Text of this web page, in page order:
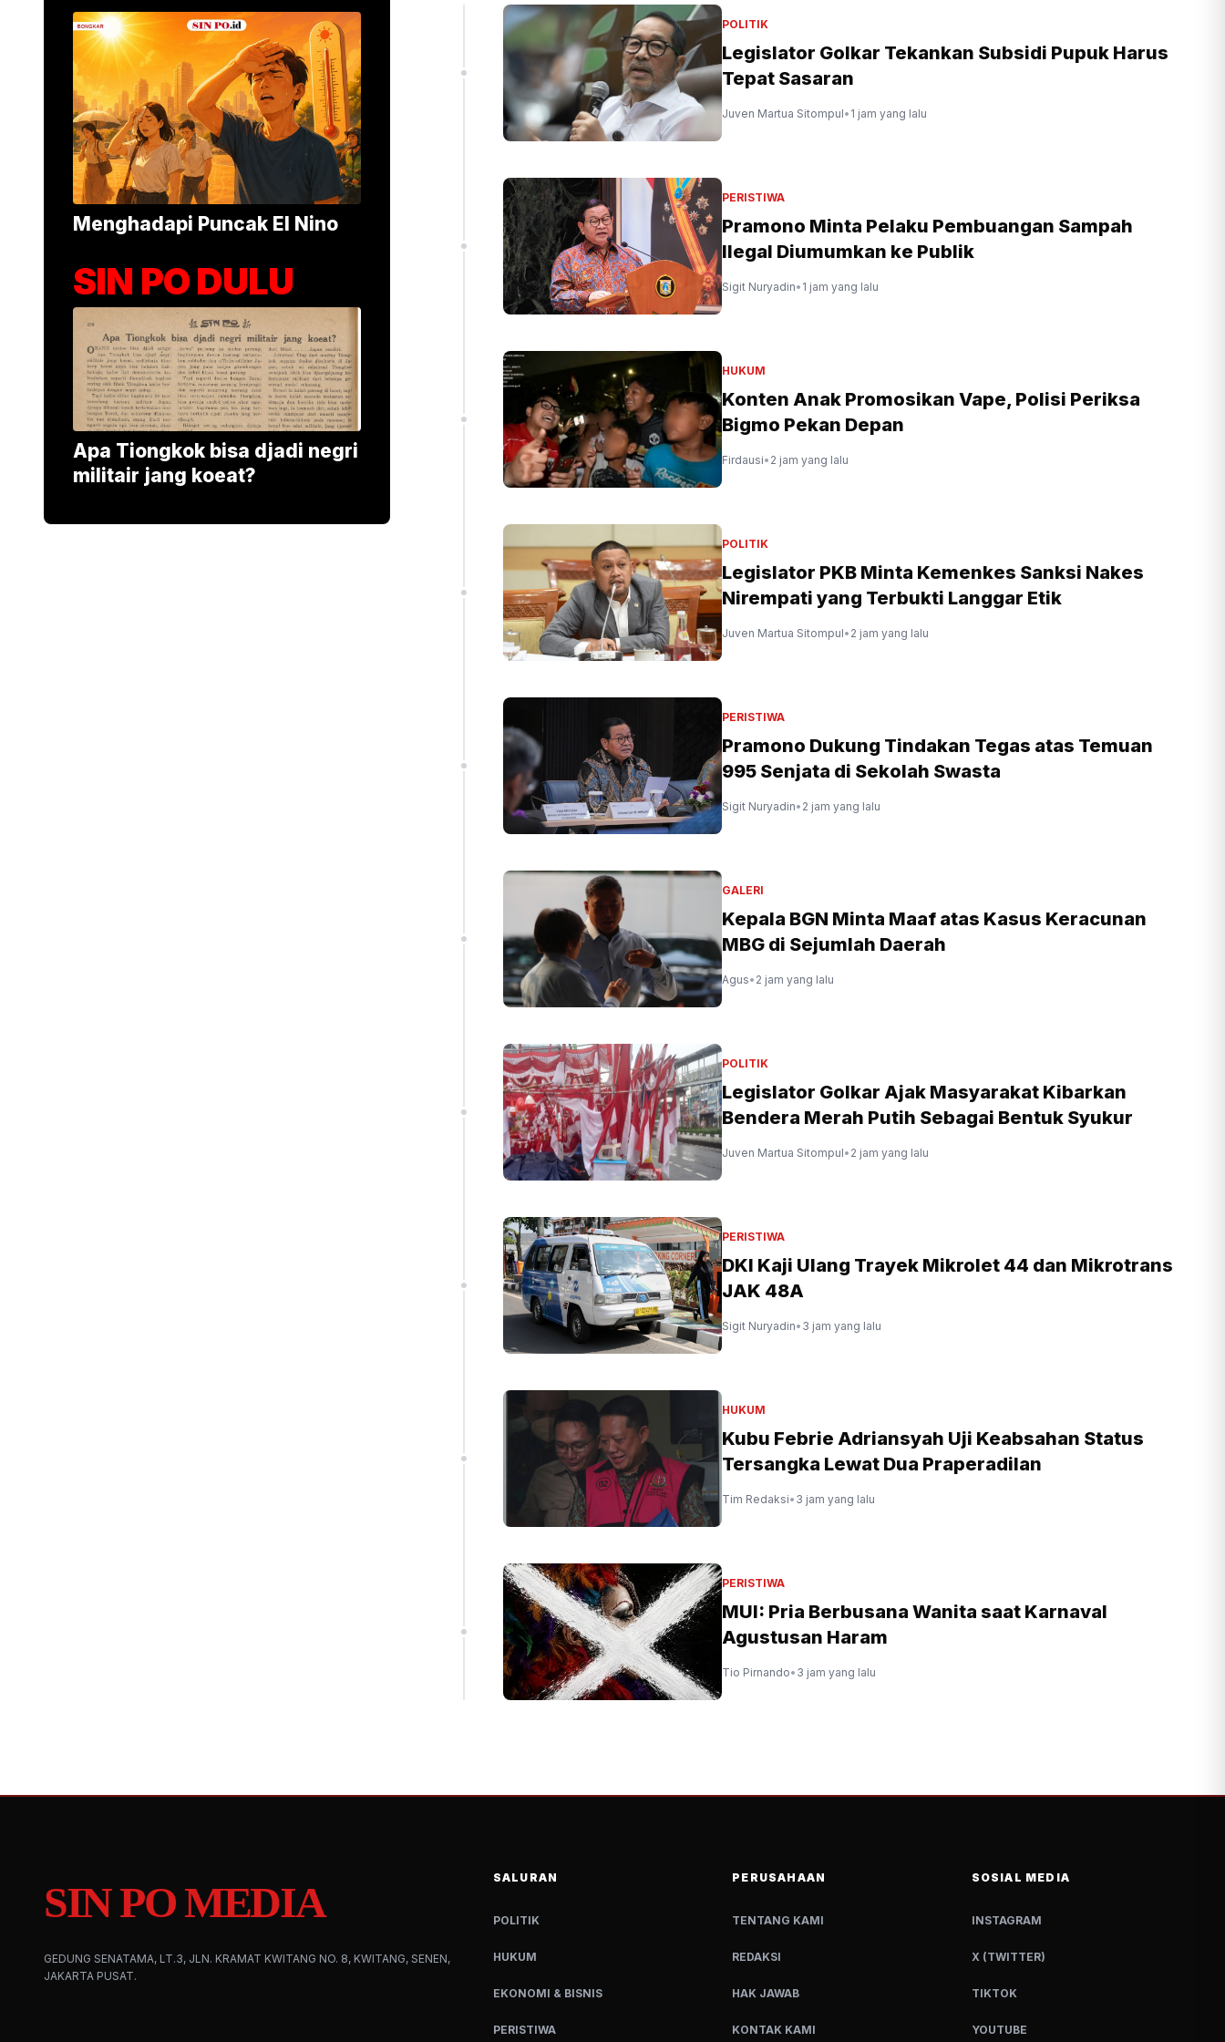
Alumina Rp2,2 Triliun
1 jam yang lalu • Foto: Suasana peninjauan ekspor Alumina (Sinpo.id/tim media)
POLITIK
Legislator Golkar Tekankan Subsidi Pupuk Harus
Tepat Sasaran
Juven Martua Sitompul• 1 jam yang lalu
PERISTIWA
Pramono Minta Pelaku Pembuangan Sampah
Ilegal Diumumkan ke Publik
Sigit Nuryadin• 1 jam yang lalu
HUKUM
Konten Anak Promosikan Vape, Polisi Periksa
Bigmo Pekan Depan
Firdausi• 2 jam yang lalu
POLITIK
Legislator PKB Minta Kemenkes Sanksi Nakes
Nirempati yang Terbukti Langgar Etik
Juven Martua Sitompul• 2 jam yang lalu
PERISTIWA
Pramono Dukung Tindakan Tegas atas Temuan
995 Senjata di Sekolah Swasta
Sigit Nuryadin• 2 jam yang lalu
GALERI
Kepala BGN Minta Maaf atas Kasus Keracunan
MBG di Sejumlah Daerah
Agus• 2 jam yang lalu
POLITIK
Legislator Golkar Ajak Masyarakat Kibarkan
Bendera Merah Putih Sebagai Bentuk Syukur
Juven Martua Sitompul• 2 jam yang lalu
PERISTIWA
DKI Kaji Ulang Trayek Mikrolet 44 dan Mikrotrans
JAK 48A
Sigit Nuryadin• 3 jam yang lalu
HUKUM
Kubu Febrie Adriansyah Uji Keabsahan Status
Tersangka Lewat Dua Praperadilan
Tim Redaksi• 3 jam yang lalu
PERISTIWA
MUI: Pria Berbusana Wanita saat Karnaval
Agustusan Haram
Tio Pirnando• 3 jam yang lalu
Menghadapi Puncak El Nino
SIN PO DULU
Apa Tiongkok bisa djadi negri
militair jang koeat?
SIN PO MEDIA
GEDUNG SENATAMA, LT.3, JLN. KRAMAT KWITANG NO. 8, KWITANG, SENEN,
JAKARTA PUSAT.
SALURAN
POLITIK
HUKUM
EKONOMI & BISNIS
PERISTIWA
PERUSAHAAN
TENTANG KAMI
REDAKSI
HAK JAWAB
KONTAK KAMI
SOSIAL MEDIA
INSTAGRAM
X (TWITTER)
TIKTOK
YOUTUBE